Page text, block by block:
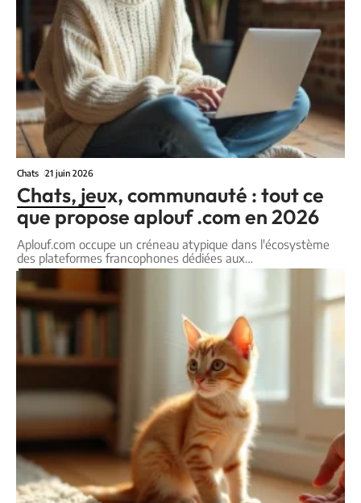
Chats 21 juin 2026
Chats, jeux, communauté : tout ce
que propose aplouf .com en 2026
Aplouf.com occupe un créneau atypique dans l'écosystème
des plateformes francophones dédiées aux…